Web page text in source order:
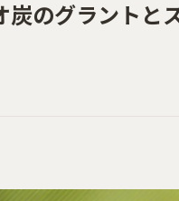
のグラントと